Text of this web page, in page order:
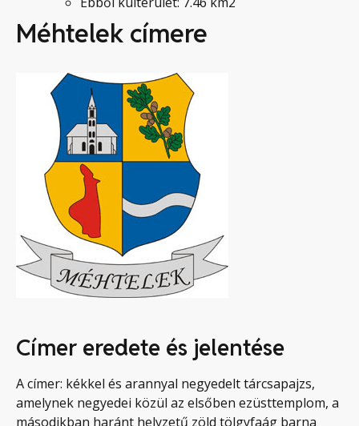
Méhtelek címere
Címer eredete és jelentése
A címer: kékkel és arannyal negyedelt tárcsapajzs,
amelynek negyedei közül az elsőben ezüsttemplom, a
másodikban haránt helyzetű zöld tölgyfaág barna